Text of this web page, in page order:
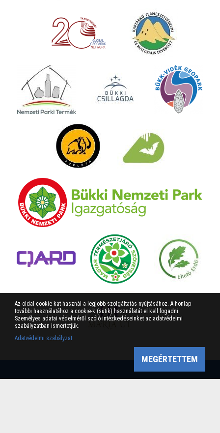
Az oldal cookie-kat használ a legjobb szolgáltatás nyújtásához. A honlap
további használatához a cookie-k (sütik) használatát el kell fogadni.
Személyes adatai védelméről szóló intézkedéseinket az adatvédelmi
szabályzatban ismertetjük.
Adatvédelmi szabályzat
MEGÉRTETTEM